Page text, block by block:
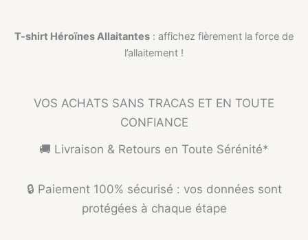
T-shirt Héroïnes Allaitantes : affichez fièrement la force de
l’allaitement !
VOS ACHATS SANS TRACAS ET EN TOUTE
CONFIANCE
🚚 Livraison & Retours en Toute Sérénité*
🔒 Paiement 100% sécurisé : vos données sont
protégées à chaque étape